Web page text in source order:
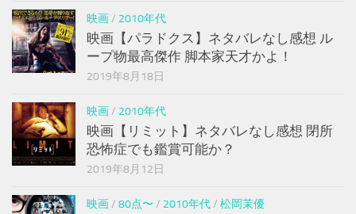
映画/ 2010年代
映画【パラドクス】ネタバレなし感想 ル
ープ物最高傑作 脚本家天才かよ！
2019年8月18日
映画/ 2010年代
映画【リミット】ネタバレなし感想 閉所
恐怖症でも鑑賞可能か？
2019年8月12日
映画/ 80点〜 / 2010年代/ 松岡茉優